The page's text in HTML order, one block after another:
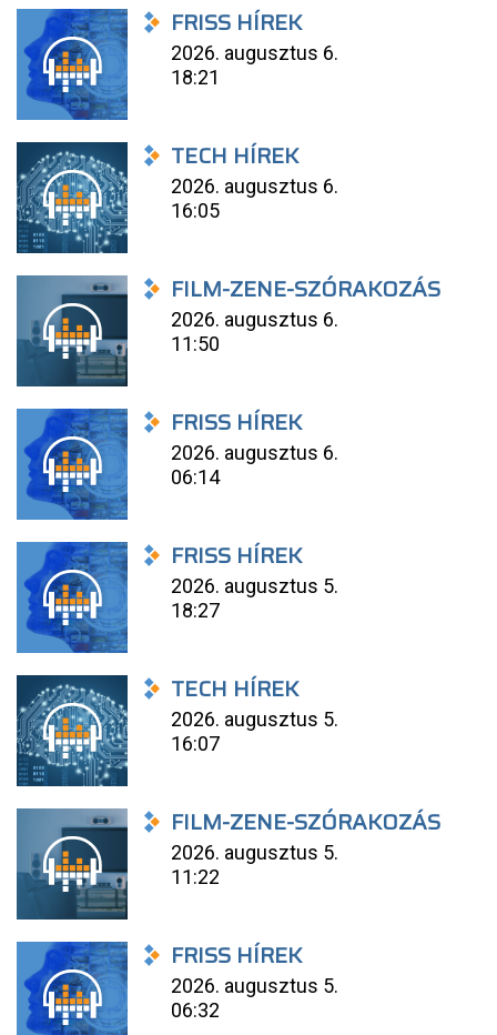
FRISS HÍREK
2026. augusztus 6.
18:21
TECH HÍREK
2026. augusztus 6.
16:05
FILM-ZENE-SZÓRAKOZÁS
2026. augusztus 6.
11:50
FRISS HÍREK
2026. augusztus 6.
06:14
FRISS HÍREK
2026. augusztus 5.
18:27
TECH HÍREK
2026. augusztus 5.
16:07
FILM-ZENE-SZÓRAKOZÁS
2026. augusztus 5.
11:22
FRISS HÍREK
2026. augusztus 5.
06:32